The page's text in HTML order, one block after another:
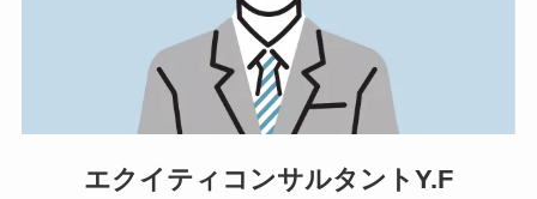
エクイティコンサルタントY.F